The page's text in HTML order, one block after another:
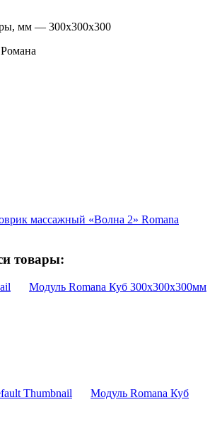
мм — 300х300х300
массажный «Волна 2» Romana
товары:
Модуль Romana Куб 300х300х300мм
Модуль Romana Куб